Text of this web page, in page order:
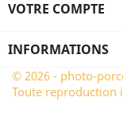
VOTRE COMPTE
INFORMATIONS
© 2026 - photo-
Toute reproduction